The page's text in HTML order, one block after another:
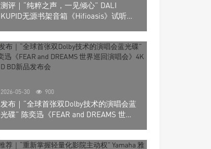
测评｜“纯粹之声，一见倾心” DALI
KUPID无源书架音箱《Hifioasis》试听测
2026-05-30 900
发布｜“全球首张双Dolby技术的演唱会蓝
光碟” 陈奕迅《FEAR and DREAMS 世界